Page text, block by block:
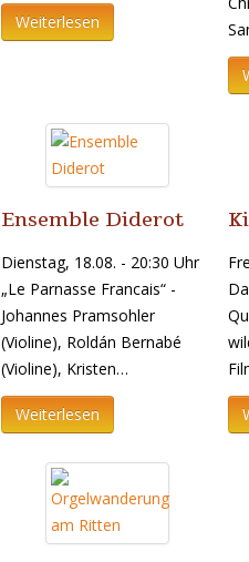
Weiterlesen
Ensemble Diderot
Dienstag, 18.08. - 20:30 Uhr
„Le Parnasse Francais“ -
Johannes Pramsohler
(Violine), Roldán Bernabé
(Violine), Kristen…
Weiterlesen